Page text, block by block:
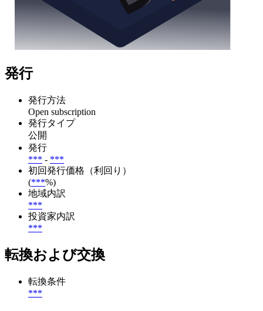
発行
発行方法
Open subscription
発行タイプ
公開
発行
*** - ***
初回発行価格（利回り）
(***%)
地域内訳
***
投資家内訳
***
転換および交換
転換条件
***